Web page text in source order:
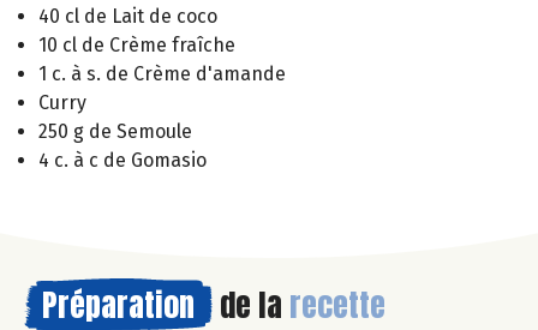
40 cl de Lait de coco
10 cl de Crème fraîche
1 c. à s. de Crème d'amande
Curry
250 g de Semoule
4 c. à c de Gomasio
Préparation de la recette